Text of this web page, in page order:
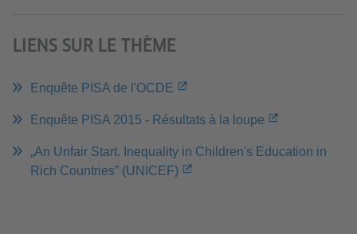
LIENS SUR LE THÈME
Enquête PISA de l'OCDE
Enquête PISA 2015 - Résultats à la loupe
„An Unfair Start. Inequality in Children's Education in
Rich Countries” (UNICEF)